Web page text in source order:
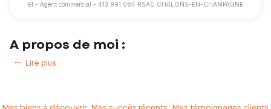
EI - Agent commercial - 413 991 084 RSAC CHALONS-EN-CHAMPAGNE
A propos de moi :
Madame, Monsieur,
Lire plus